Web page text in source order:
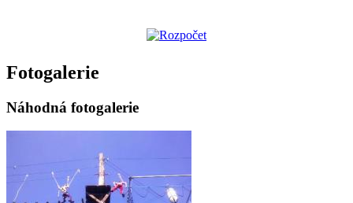
Fotogalerie
Náhodná fotogalerie